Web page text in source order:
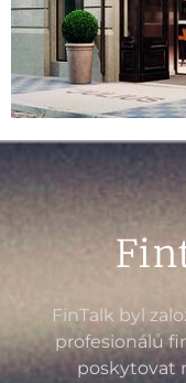
FinTalk byl
profesionálů
poskytovat